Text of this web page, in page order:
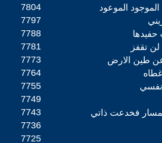
7804 الموعود
7797
7788
7781 تقفز
7773 عن طين الارض
7764
7755
7749
7743 فخدعت ذاتي
7736
7725